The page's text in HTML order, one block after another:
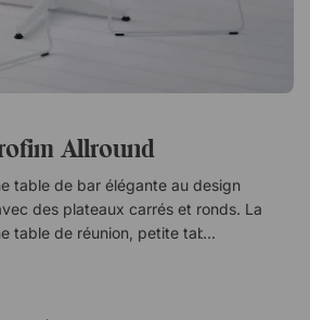
Allround
table de bar élégante au design
des plateaux carrés et ronds. La
table de réunion, petite table de
24 mm d'épaisseur. À noter ! Toutes
tailles et versions ne sont pas